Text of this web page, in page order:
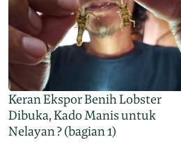
Keran Ekspor Benih Lobster
Dibuka, Kado Manis untuk
Nelayan ? (bagian 1)